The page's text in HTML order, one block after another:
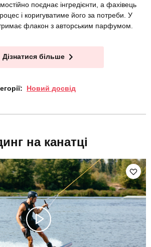
поєднає інгредієнти, а фахівець
і коригуватиме його за потреби. У
флакон з авторським парфумом.
Дізнатися більше
Новий досвід
на канатці